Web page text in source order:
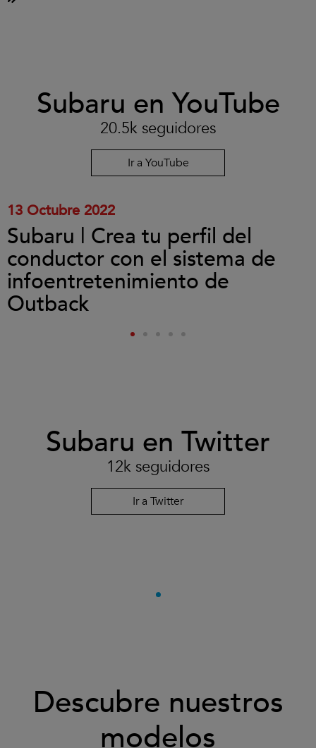
Subaru en YouTube
20.5k seguidores
Ir a YouTube
aceptar
13 Octubre 2022
Subaru | Crea tu perfil del
conductor con el sistema de
infoentretenimiento de
Outback
Subaru en Twitter
12k seguidores
Ir a Twitter
Descubre nuestros
modelos